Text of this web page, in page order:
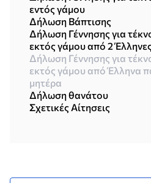
εντός γάμου
Δήλωση Βάπτισης
Δήλωση Γέννησης για
εκτός γάμου από 2
Δήλωση Γέννησης για
εκτός γάμου από Έλληνα
μητέρα
Δήλωση θανάτου
Σχετικές Αίτησεις